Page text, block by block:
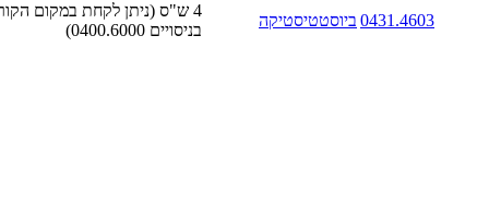
0431.4603 ביוסטטיסטיקה
4 ש"ס (ניתן לקחת במקום
בניסויים 0400.6000)